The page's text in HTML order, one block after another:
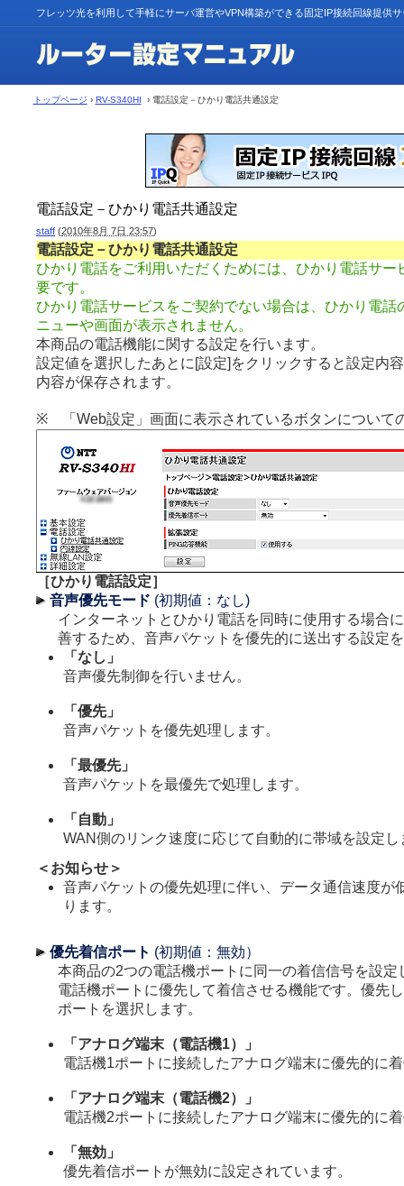
フレッツ光を利用して手軽にサーバ運営やVPN構築ができる固定IP接続回線提供
トップページ › RV-S340HI › 電話設定－ひかり電話共通設定
電話設定－ひかり電話共通設定
staff (2010年8月 7日 23:57)
電話設定－ひかり電話共通設定
ひかり電話をご利用いただくためには、ひかり電話サー
要です。
ひかり電話サービスをご契約でない場合は、ひかり電話
ニューや画面が表示されません。
本商品の電話機能に関する設定を行います。
設定値を選択したあとに[設定]をクリックすると設定内
内容が保存されます。
※ 「Web設定」画面に表示されているボタンについて
［ひかり電話設定］
音声優先モード (初期値：なし)
インターネットとひかり電話を同時に使用する場合
善するため、音声パケットを優先的に送出する設定
「なし」
音声優先制御を行いません。
「優先」
音声パケットを優先処理します。
「最優先」
音声パケットを最優先で処理します。
「自動」
WAN側のリンク速度に応じて自動的に帯域を設定し
＜お知らせ＞
音声パケットの優先処理に伴い、データ通信速度が
ります。
優先着信ポート (初期値：無効）
本商品の2つの電話機ポートに同一の着信信号を設定
電話機ポートに優先して着信させる機能です。優先
ポートを選択します。
「アナログ端末（電話機1）」
電話機1ポートに接続したアナログ端末に優先的に
「アナログ端末（電話機2）」
電話機2ポートに接続したアナログ端末に優先的に
「無効」
優先着信ポートが無効に設定されています。